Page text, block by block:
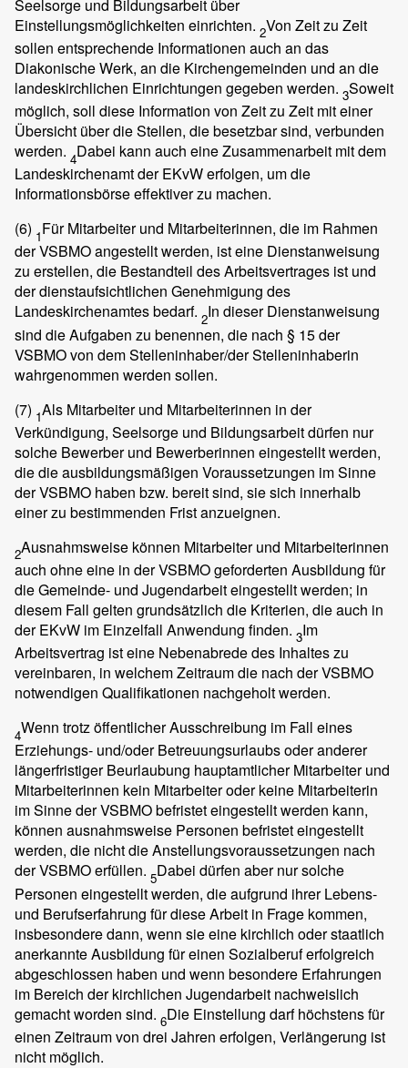
Seelsorge und Bildungsarbeit über
Einstellungsmöglichkeiten einrichten. 2Von Zeit zu Zeit
sollen entsprechende Informationen auch an das
Diakonische Werk, an die Kirchengemeinden und an die
landeskirchlichen Einrichtungen gegeben werden. 3Soweit
möglich, soll diese Information von Zeit zu Zeit mit einer
Übersicht über die Stellen, die besetzbar sind, verbunden
werden. 4Dabei kann auch eine Zusammenarbeit mit dem
Landeskirchenamt der EKvW erfolgen, um die
Informationsbörse effektiver zu machen.
(6) 1Für Mitarbeiter und Mitarbeiterinnen, die im Rahmen
der VSBMO angestellt werden, ist eine Dienstanweisung
zu erstellen, die Bestandteil des Arbeitsvertrages ist und
der dienstaufsichtlichen Genehmigung des
Landeskirchenamtes bedarf. 2In dieser Dienstanweisung
sind die Aufgaben zu benennen, die nach § 15 der
VSBMO von dem Stelleninhaber/der Stelleninhaberin
wahrgenommen werden sollen.
(7) 1Als Mitarbeiter und Mitarbeiterinnen in der
Verkündigung, Seelsorge und Bildungsarbeit dürfen nur
solche Bewerber und Bewerberinnen eingestellt werden,
die die ausbildungsmäßigen Voraussetzungen im Sinne
der VSBMO haben bzw. bereit sind, sie sich innerhalb
einer zu bestimmenden Frist anzueignen.
2Ausnahmsweise können Mitarbeiter und Mitarbeiterinnen
auch ohne eine in der VSBMO geforderten Ausbildung für
die Gemeinde- und Jugendarbeit eingestellt werden; in
diesem Fall gelten grundsätzlich die Kriterien, die auch in
der EKvW im Einzelfall Anwendung finden. 3Im
Arbeitsvertrag ist eine Nebenabrede des Inhaltes zu
vereinbaren, in welchem Zeitraum die nach der VSBMO
notwendigen Qualifikationen nachgeholt werden.
4Wenn trotz öffentlicher Ausschreibung im Fall eines
Erziehungs- und/oder Betreuungsurlaubs oder anderer
längerfristiger Beurlaubung hauptamtlicher Mitarbeiter und
Mitarbeiterinnen kein Mitarbeiter oder keine Mitarbeiterin
im Sinne der VSBMO befristet eingestellt werden kann,
können ausnahmsweise Personen befristet eingestellt
werden, die nicht die Anstellungsvoraussetzungen nach
der VSBMO erfüllen. 5Dabei dürfen aber nur solche
Personen eingestellt werden, die aufgrund ihrer Lebens-
und Berufserfahrung für diese Arbeit in Frage kommen,
insbesondere dann, wenn sie eine kirchlich oder staatlich
anerkannte Ausbildung für einen Sozialberuf erfolgreich
abgeschlossen haben und wenn besondere Erfahrungen
im Bereich der kirchlichen Jugendarbeit nachweislich
gemacht worden sind. 6Die Einstellung darf höchstens für
einen Zeitraum von drei Jahren erfolgen, Verlängerung ist
nicht möglich.